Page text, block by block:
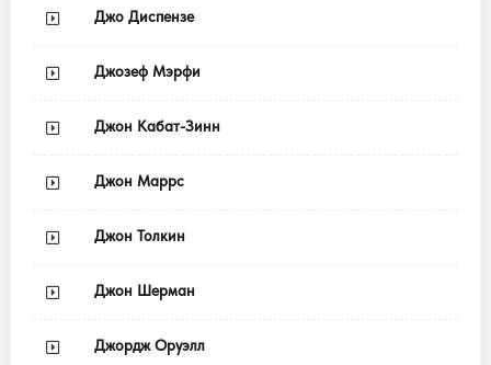
Джо Диспензе
Джозеф Мэрфи
Джон Кабат-Зинн
Джон Маррс
Джон Толкин
Джон Шерман
Джордж Оруэлл